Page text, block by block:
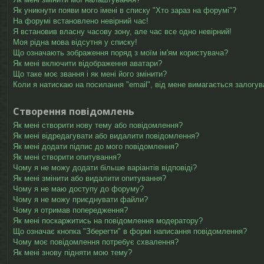
Як уникнути появи мого імені в списку "Хто зараз на форумі"?
На форумі встановлено невірний час!
Я встановив власну часову зону, але час все одно невірний!
Моя рідна мова відсутня у списку!
Що означають зображення поряд з моїм ім'ям користувача?
Як мені включити відображення аватари?
Що таке моє звання і як мені його змінити?
Коли я натискаю на посилання "email", від мене вимагається
Створення повідомлень
Як мені створити нову тему або повідомлення?
Як мені відредагувати або видалити повідомлення?
Як мені додати підпис до мого повідомлення?
Як мені створити опитування?
Чому я не можу додати більше варіантів відповіді?
Як мені змінити або видалити опитування?
Чому я не маю доступу до форуму?
Чому я не можу приєднувати файли?
Чому я отримав попередження?
Як мені поскаржитись на повідомлення модератору?
Що означає кнопка "Зберегти" в формі написання повідомлення?
Чому моє повідомлення потребує схвалення?
Як мені знову підняти мою тему?